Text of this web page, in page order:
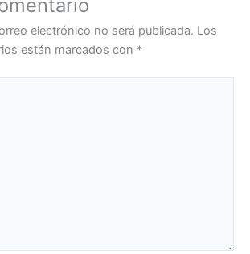
electrónico no será publicada. Los
están marcados con *